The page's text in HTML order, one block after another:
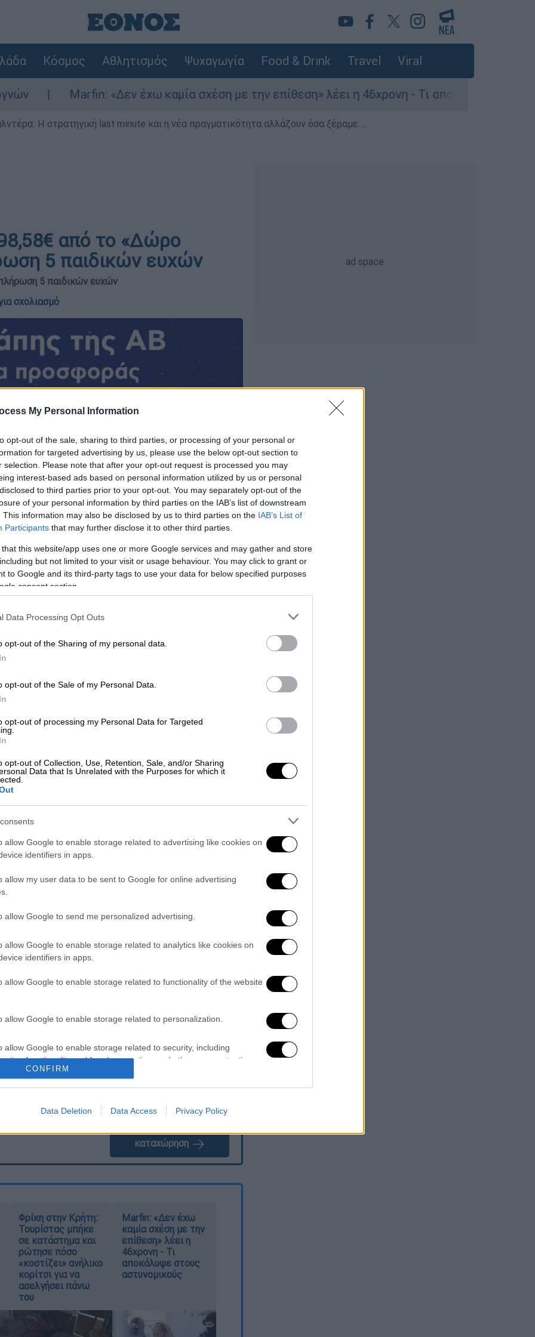
My Personal Information
opt-out of the sale, sharing to third parties, or processing of your personal or
for targeted advertising by us, please use the below opt-out section to
selection. Please note that after your opt-out request is processed you may
interest-based ads based on personal information utilized by us or personal
to third parties prior to your opt-out. You may separately opt-out of the
of your personal information by third parties on the IAB’s list of downstream
This information may also be disclosed by us to third parties on the IAB’s List of
Participants that may further disclose it to other third parties.
that this website/app uses one or more Google services and may gather and store
but not limited to your visit or usage behaviour. You may click to grant or
to Google and its third-party tags to use your data for below specified purposes
consent section.
Data Processing Opt Outs
opt-out of the Sharing of my personal data.
opt-out of the Sale of my Personal Data.
opt-out of processing my Personal Data for Targeted
opt-out of Collection, Use, Retention, Sale, and/or Sharing
Data that Is Unrelated with the Purposes for which it
allow Google to enable storage related to advertising like cookies on
identifiers in apps.
allow my user data to be sent to Google for online advertising
allow Google to send me personalized advertising.
allow Google to enable storage related to analytics like cookies on
identifiers in apps.
allow Google to enable storage related to functionality of the website
allow Google to enable storage related to personalization.
allow Google to enable storage related to security, including
functionality and fraud prevention, and other user protection.
CONFIRM
Data Deletion Data Access Privacy Policy
Κόσμος Αθλητισμός Ψυχαγωγία Food & Drink Travel Viral
Marfin: «Δεν έχω καμία σχέση με την επίθεση» λέει η 46χρονη - Τι αποκάλυψε στους
Η στρατηγική last minute και η νέα πραγματικότητα αλλάζουν όσα ξέραμε...
από το «Δώρο
5 παιδικών ευχών
5 παιδικών ευχών
σχολιασμό
το ΕΘΝΟΣ στη Google
υλοποίησε το «Δώρο Αγάπης», μια
10 χρόνια συνεχούς προσφοράς, με
για την ενίσχυση παιδιών που
Αγάπης», ενώ σημαντικό μέρος αυτών
τροφίμων των καταστημάτων της ΑΒ
προσφορά και τη στήριξη προς έναν
κοινού, συγκεντρώθηκε το ποσό των
εκπλήρωση 5 παιδικών ευχών,
για παιδιά που νοσούν από
με τα χρόνια σε έναν σταθερό
κάθε χρόνο σημείο αναφοράς της
αυτή, η εταιρεία διατηρεί
υποστήριξη παιδιών και οικογενειών
φορείς και οργανισμούς με
να προσφέρει όλα και κάτι
ΕΘΝΟΣ θα παρεμβαίνει και τα προσβλητικά σχόλια θα
καταχώρηση
Φρίκη στην Κρήτη:
Τουρίστας μπήκε
σε κατάστημα και
ρώτησε πόσο
«κοστίζει» ανήλικο
κορίτσι για να
ασελγήσει πάνω
του
Marfin: «Δεν έχω
καμία σχέση με την
επίθεση» λέει η
46χρονη - Τι
αποκάλυψε στους
αστυνομικούς